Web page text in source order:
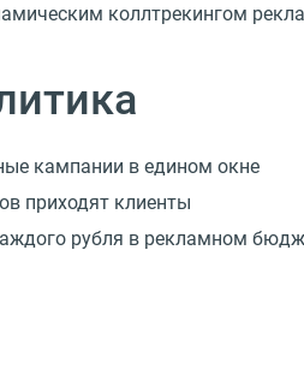
коллтрекингом
кампании в едином окне
приходят клиенты
рубля в рекламном